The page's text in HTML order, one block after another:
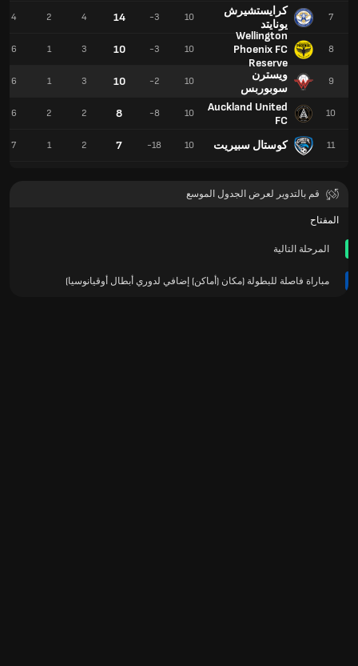
7
كرايستشيرش
يونايتد
8
Wellington
Phoenix FC
Reserve
9
ويسترن
سوبوربس
10
Auckland United
FC
11 كوستال سبيريت
10
-3
14
4
2
4
10
-3
10
3
1
6
10
-2
10
3
1
6
10
-8
8
2
2
6
10
-18
7
2
1
7
قم بالتدوير لعرض الجدول الموسع
المفتاح
المرحلة التالية
مباراة فاصلة للبطولة (مكان (أماكن) إضافي لدوري أبطال أوقيانوسيا)